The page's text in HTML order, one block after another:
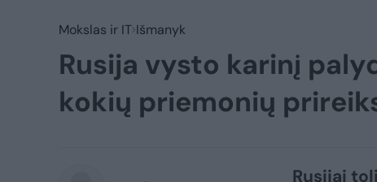
Mokslas ir IT Išmanyk
Rusija vysto karinį
kokių priemonių
Rusijai